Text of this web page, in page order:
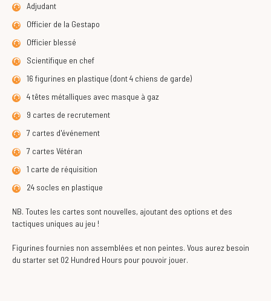
Adjudant
Officier de la Gestapo
Officier blessé
Scientifique en chef
16 figurines en plastique (dont 4 chiens de garde)
4 têtes métalliques avec masque à gaz
9 cartes de recrutement
7 cartes d'événement
7 cartes Vétéran
1 carte de réquisition
24 socles en plastique
NB. Toutes les cartes sont nouvelles, ajoutant des options et des
tactiques uniques au jeu !
Figurines fournies non assemblées et non peintes. Vous aurez besoin
du starter set 02 Hundred Hours pour pouvoir jouer.